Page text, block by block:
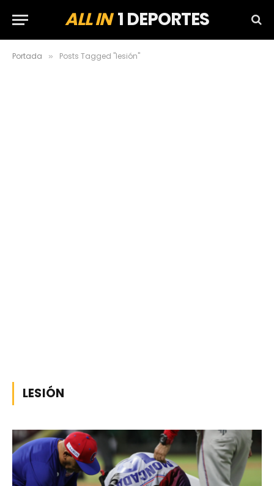
ALL IN1 DEPORTES
Portada » Posts Tagged "lesión"
LESIÓN